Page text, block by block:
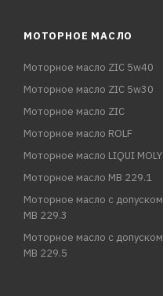
МОТОРНОЕ МАСЛО
Моторное масло ZIC 5w40
Моторное масло ZIC 5w30
Моторное масло ZIC
Моторное масло ROLF
Моторное масло LIQUI MOLY
Моторное масло MB 229.1
Моторное масло с допуском
MB 229.3
Моторное масло с допуском
MB 229.5